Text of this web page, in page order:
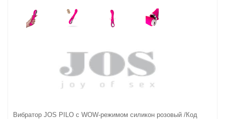
Вибратор JOS PILO с WOW-режимом силикон розовый /Код